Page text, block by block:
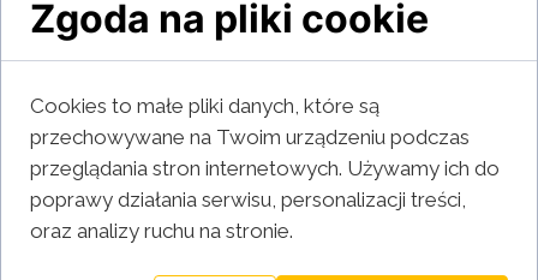
Zgoda na pliki cookie
Cookies to małe pliki danych, które są
przechowywane na Twoim urządzeniu podczas
przeglądania stron internetowych. Używamy ich do
poprawy działania serwisu, personalizacji treści,
oraz analizy ruchu na stronie.